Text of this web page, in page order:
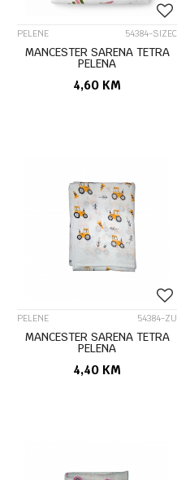
PELENE 54384-SIZEC
MANCESTER SARENA TETRA
PELENA
4,60 KM
PELENE 54384-ZU
MANCESTER SARENA TETRA
PELENA
4,40 KM